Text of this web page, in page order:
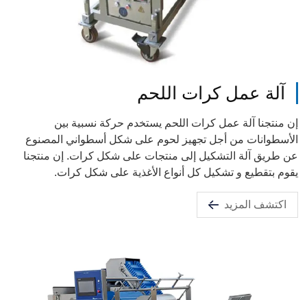
آلة عمل كرات اللحم
إن منتجنا آلة عمل كرات اللحم يستخدم حركة نسبية بين
الأسطوانات من أجل تجهيز لحوم على شكل أسطواني المصنوع
عن طريق آلة التشكيل إلى منتجات على شكل كرات. إن منتجنا
يقوم بتقطيع و تشكيل كل أنواع الأغذية على شكل كرات.
اكتشف المزيد